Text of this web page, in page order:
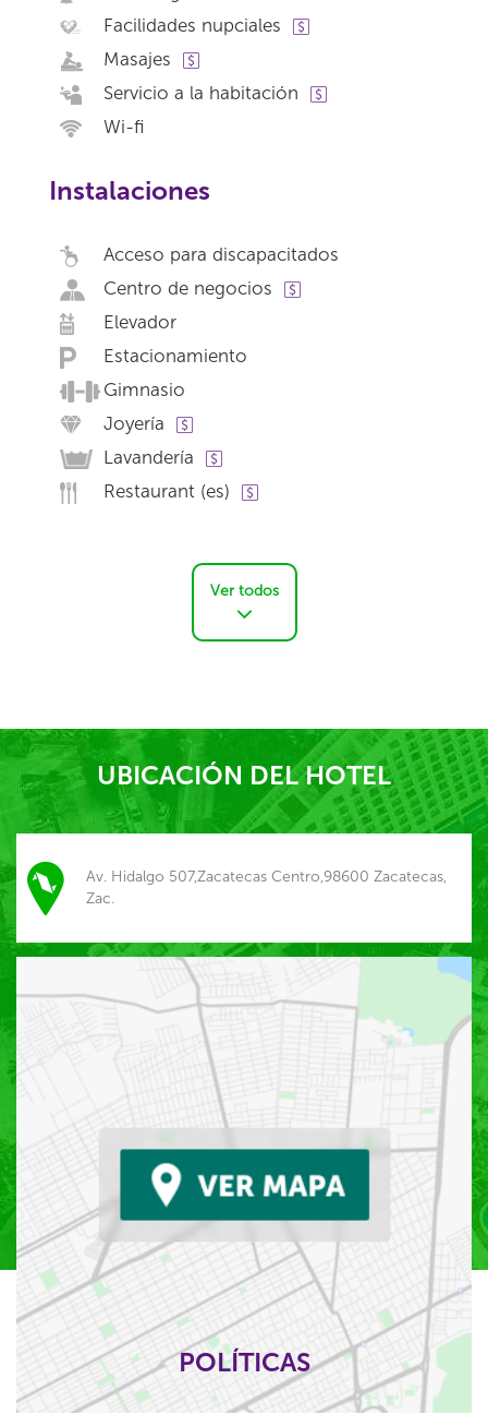
Facilidades nupciales
Masajes
Servicio a la habitación
Wi-fi
Instalaciones
Acceso para discapacitados
Centro de negocios
Elevador
Estacionamiento
Gimnasio
Joyería
Lavandería
Restaurant (es)
Ver todos
UBICACIÓN DEL HOTEL
Av. Hidalgo 507,Zacatecas Centro,98600 Zacatecas,
Zac.
POLÍTICAS